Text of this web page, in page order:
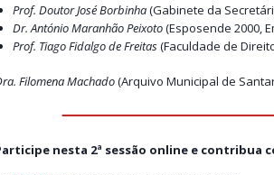
Prof. Doutor José Borbinha(Gabinete da
Dr. António Maranhão Peixoto(Esposende 2000,
Prof. Tiago Fidalgo de Freitas(Faculdade de
Filomena Machado(Arquivo Municipal de
nesta 2ª sessão online e contribua